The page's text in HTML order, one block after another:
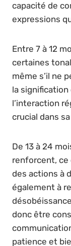
capacité de
expressions
Entre 7 à 12
certaines
même s’il ne
la signification
l’interaction
crucial dans
De 13 à 24
renforcent, ce
des actions à
également à
donc être
patience et